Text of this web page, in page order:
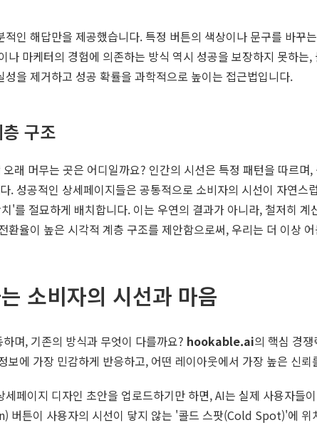
인 해답만을 제공했습니다. 특정 버튼의 색상이나 문구를 바
나 마케터의 경험에 의존하는 방식 역시 성공을 보장하지 못하
성을 제거하고 성공 확률을 과학적으로 높이는 접근법입니다.
구조
래 머무는 곳은 어디일까요? 인간의 시선은 특정 패턴을 따르
. 성공적인 상세페이지들은 공통적으로 소비자의 시선이 자
'를 절묘하게 배치합니다. 이는 우연의 결과가 아니라, 철저히 계
환율이 높은 시각적 계층 구조를 제안함으로써, 우리는 더 이상
소비자의 시선과 마음
며, 기존의 방식과 무엇이 다를까요? hookable.ai의 핵심 경
보에 가장 민감하게 반응하고, 어떤 레이아웃에서 가장 높은 신
페이지 디자인 초안을 업로드하기만 하면, AI는 실제 사용자
튼이 사용자의 시선이 닿지 않는 '콜드 스팟(Cold Spot)'에 위